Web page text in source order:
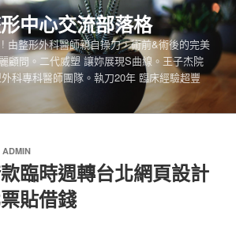
中心交流部落格
由整形外科醫師親自操刀，術前&術後的完美
顧問。二代威塑 讓妳展現S曲線。王子杰院
科專科醫師團隊。執刀20年 臨床經驗超豐
ADMIN
臨時週轉台北網頁設計
貼借錢